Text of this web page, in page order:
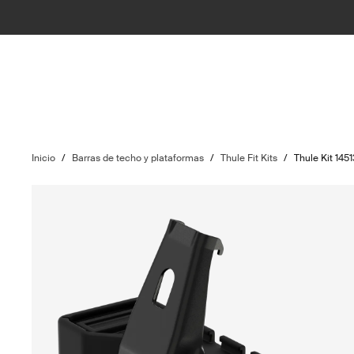
Inicio / Barras de techo y plataformas / Thule Fit Kits / Thule Kit